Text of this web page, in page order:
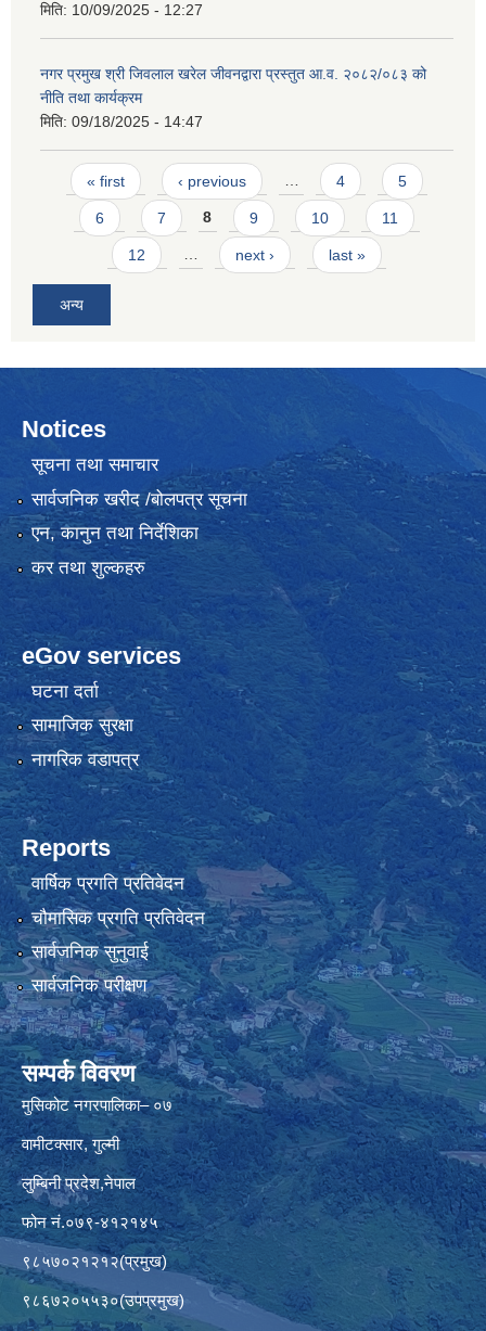
मिति: 10/09/2025 - 12:27
नगर प्रमुख श्री जिवलाल खरेल जीवनद्वारा प्रस्तुत आ.व. २०८२/०८३ को
नीति तथा कार्यक्रम
मिति: 09/18/2025 - 14:47
Pages
« first ‹ previous … 4 5
6 7 8 9 10 11
12 … next › last »
अन्य
Notices
सूचना तथा समाचार
सार्वजनिक खरीद /बोलपत्र सूचना
एन, कानुन तथा निर्देशिका
कर तथा शुल्कहरु
eGov services
घटना दर्ता
सामाजिक सुरक्षा
नागरिक वडापत्र
Reports
वार्षिक प्रगति प्रतिवेदन
चौमासिक प्रगति प्रतिवेदन
सार्वजनिक सुनुवाई
सार्वजनिक परीक्षण
सम्पर्क विवरण
मुसिकोट नगरपालिका– ०७
वामीटक्सार, गुल्मी
लुम्बिनी प्रदेश,नेपाल
फोन नं.०७९-४१२१४५
९८५७०२१२१२(प्रमुख)
९८६७२०५५३०(उपप्रमुख)